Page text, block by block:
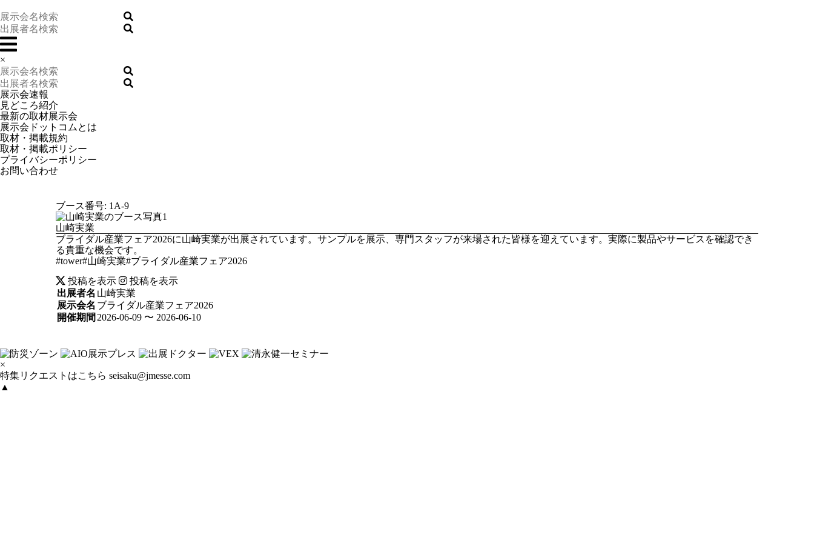
×
展示会速報
見どころ紹介
最新の取材展示会
展示会ドットコムとは
取材・掲載規約
取材・掲載ポリシー
プライバシーポリシー
お問い合わせ
ブース番号: 1A-9
山崎実業
ブライダル産業フェア2026に山崎実業が出展されています。サンプルを展示、専門スタッフが来場された皆様を迎えています。実際に製品やサービスを確認でき
る貴重な機会です。
#tower#山崎実業#ブライダル産業フェア2026
投稿を表示
投稿を表示
出展者名 山崎実業
展示会名 ブライダル産業フェア2026
開催期間 2026-06-09 〜 2026-06-10
×
特集リクエストはこちら seisaku@jmesse.com
▲